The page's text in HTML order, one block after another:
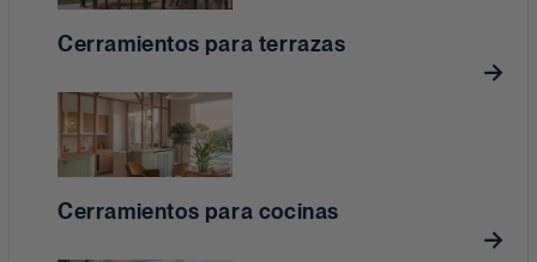
Cerramientos para terrazas
Cerramientos para cocinas